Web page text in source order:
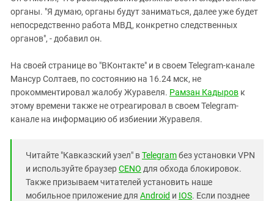
органы. "Я думаю, органы будут заниматься, далее уже будет
непосредственно работа МВД, конкретно следственных
органов", - добавил он.
На своей странице во "ВКонтакте" и в своем Telegram-канале
Мансур Солтаев, по состоянию на 16.24 мск, не
прокомментировал жалобу Журавеля. Рамзан Кадыров к
этому времени также не отреагировал в своем Telegram-
канале на информацию об избиении Журавеля.
Читайте "Кавказский узел" вTelegramбез установки VPN
и используйте браузерCENO для обхода блокировок.
Также призываем читателей установить наше
мобильное приложение для Android и IOS. Если позднее